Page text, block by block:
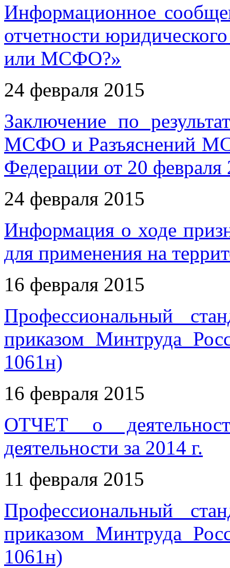
Информационное
отчетности
или МСФО?»
24 февраля 2015
Заключение по
МСФО и Разъяснений
Федерации от 20 февраля
24 февраля 2015
Информация о ходе
для применения на
16 февраля 2015
Профессиональный
приказом Минтруда
1061н)
16 февраля 2015
ОТЧЕТ о
деятельности за 2014 г.
11 февраля 2015
Профессиональный
приказом Минтруда
1061н)